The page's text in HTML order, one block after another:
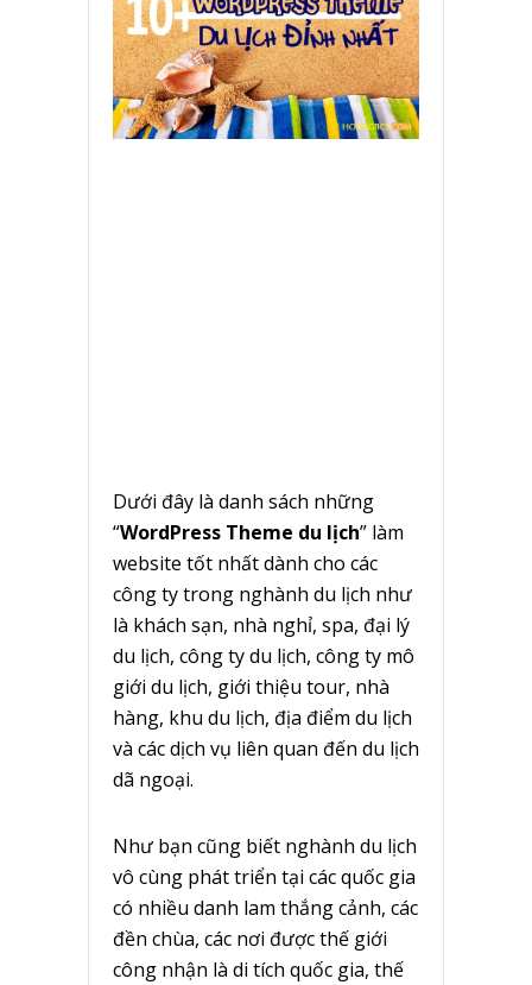
Dưới đây là danh sách những
“WordPress Theme du lịch” làm
website tốt nhất dành cho các
công ty trong nghành du lịch như
là khách sạn, nhà nghỉ, spa, đại lý
du lịch, công ty du lịch, công ty mô
giới du lịch, giới thiệu tour, nhà
hàng, khu du lịch, địa điểm du lịch
và các dịch vụ liên quan đến du lịch
dã ngoại.
Như bạn cũng biết nghành du lịch
vô cùng phát triển tại các quốc gia
có nhiều danh lam thắng cảnh, các
đền chùa, các nơi được thế giới
công nhận là di tích quốc gia, thế